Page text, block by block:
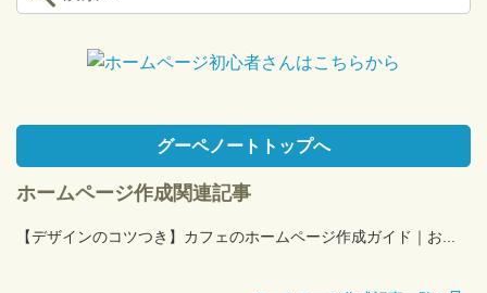
グーペノートトップへ
ホームページ作成関連記事
【デザインのコツつき】カフェのホームページ作成ガイド｜お...